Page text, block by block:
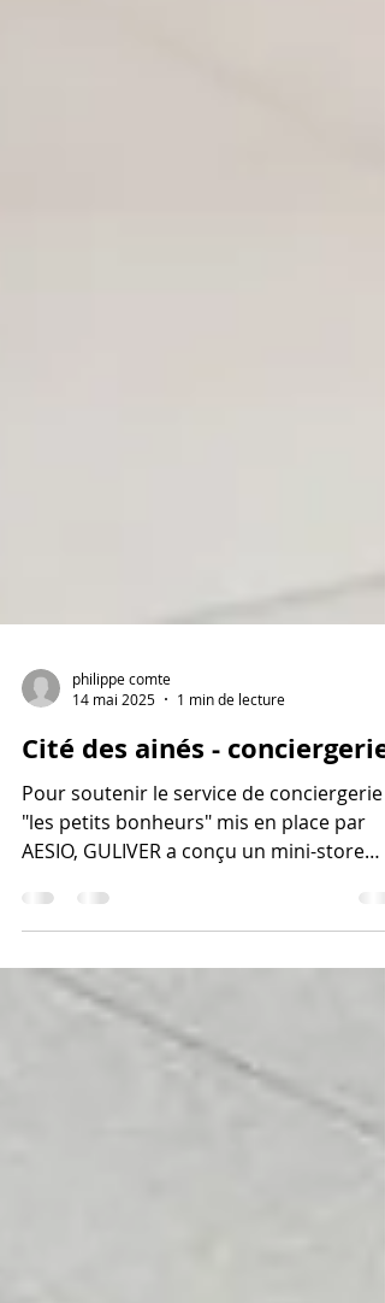
philippe comte
14 mai 2025
1 min de lecture
Cité des ainés - conciergerie
AESIO, GULIVER a conçu un mini-store
ouvert en...